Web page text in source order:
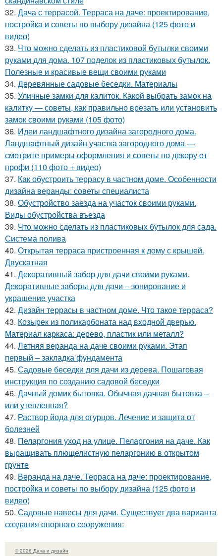
32. Дача с террасой. Терраса на даче: проектирование,
постройка и советы по выбору дизайна (125 фото и
видео)
33. Что можно сделать из пластиковой бутылки своими
руками для дома. 107 поделок из пластиковых бутылок.
Полезные и красивые вещи своими руками
34. Деревянные садовые беседки. Материалы
35. Уличные замки для калиток. Какой выбрать замок на
калитку — советы, как правильно врезать или установить
замок своими руками (105 фото)
36. Идеи ландшафтного дизайна загородного дома.
Ландшафтный дизайн участка загородного дома —
смотрите примеры оформления и советы по декору от
профи (110 фото + видео)
37. Как обустроить террасу в частном доме. Особенности
дизайна веранды: советы специалиста
38. Обустройство заезда на участок своими руками.
Виды обустройства въезда
39. Что можно сделать из пластиковых бутылок для сада.
Система полива
40. Открытая терраса пристроенная к дому с крышей.
Двускатная
41. Декоративный забор для дачи своими руками.
Декоративные заборы для дачи – зонирование и
украшение участка
42. Дизайн террасы в частном доме. Что такое терраса?
43. Козырек из поликарбоната над входной дверью.
Материал каркаса: дерево, пластик или металл?
44. Летняя веранда на даче своими руками. Этап
первый – закладка фундамента
45. Садовые беседки для дачи из дерева. Пошаговая
инструкция по созданию садовой беседки
46. Дачный домик бытовка. Обычная дачная бытовка –
или утепленная?
47. Раствор йода для огурцов. Лечение и защита от
болезней
48. Пеларгония уход на улице. Пеларгония на даче. Как
выращивать плющелистную пеларгонию в открытом
грунте
49. Веранда на даче. Терраса на даче: проектирование,
постройка и советы по выбору дизайна (125 фото и
видео)
50. Садовые навесы для дачи. Существует два варианта
создания опорного сооружения:
© 2026 Дача и дизайн